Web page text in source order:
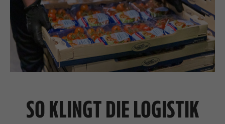
SO KLINGT DIE LOGISTIK